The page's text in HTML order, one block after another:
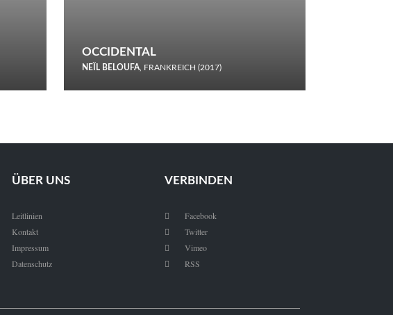
OCCIDENTAL
NEÏL BELOUFA, FRANKREICH (2017)
ÜBER UNS
Leitlinien
Kontakt
Impressum
Datenschutz
VERBINDEN
 Facebook
 Twitter
 Vimeo
 RSS